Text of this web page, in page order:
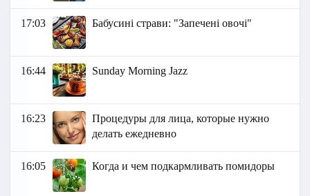
17:03 Бабусині страви: "Запечені овочі"
16:44 Sunday Morning Jazz
16:23
Процедуры для лица, которые нужно
делать ежедневно
16:05 Когда и чем подкармливать помидоры